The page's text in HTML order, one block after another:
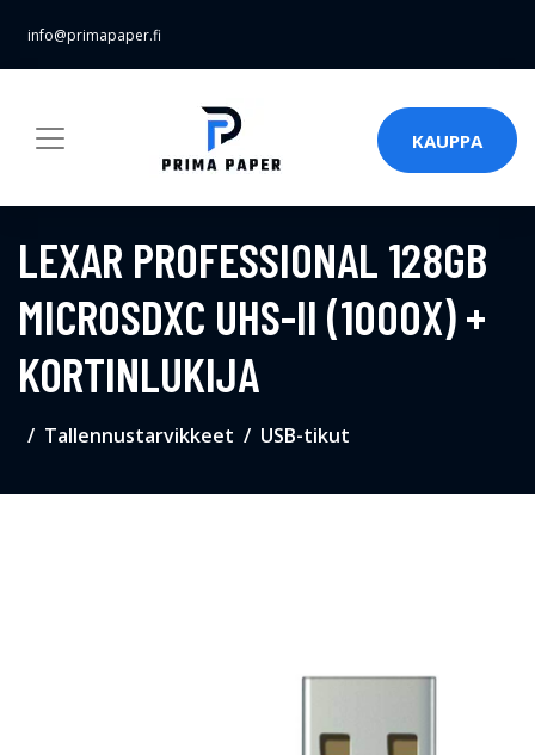
info@primapaper.fi
KAUPPA
LEXAR PROFESSIONAL 128GB
MICROSDXC UHS-II (1000X) +
KORTINLUKIJA
Tallennustarvikkeet USB-tikut